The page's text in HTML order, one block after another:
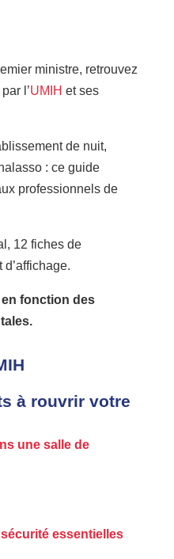
ministre, retrouvez
l’UMIH et ses
de nuit,
: ce guide
professionnels de
12 fiches de
fonction des
à rouvrir votre
une salle de
essentielles